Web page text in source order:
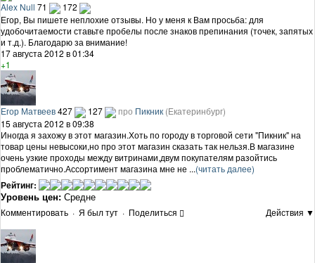
Alex Null 71
172
Егор, Вы пишете неплохие отзывы. Но у меня к Вам просьба: для
удобочитаемости ставьте пробелы после знаков препинания (точек, запятых
и т.д.). Благодарю за внимание!
17 августа 2012 в 01:34
+1
Егор Матвеев427 127 про Пикник (Екатеринбург)
15 августа 2012 в 09:38
Иногда я захожу в этот магазин.Хоть по городу в торговой сети "Пикник" на
товар цены невысоки,но про этот магазин сказать так нельзя.В магазине
очень узкие проходы между витринами,двум покупателям разойтись
проблематично.Ассортимент магазина мне не ...(читать далее)
Рейтинг:
Уровень цен: Средне
Комментировать · Я был тут · Поделиться Действия ▼